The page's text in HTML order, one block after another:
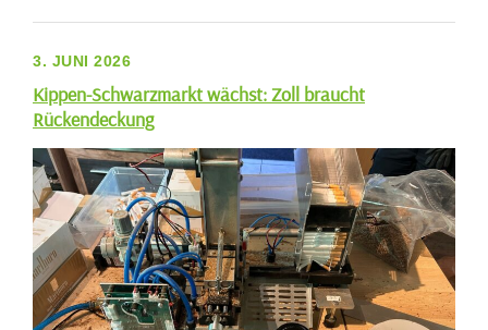
3. JUNI 2026
Kippen-Schwarzmarkt wächst: Zoll braucht
Rückendeckung